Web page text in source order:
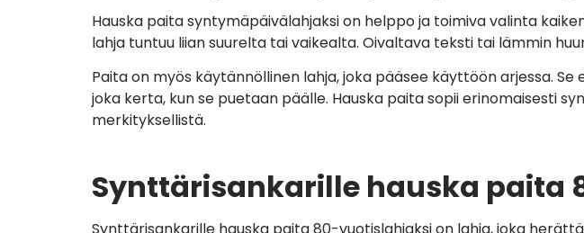
Hauska paita syntymäpäivälahjaksi on helppo ja toimiva valinta
lahja tuntuu liian suurelta tai vaikealta. Oivaltava teksti tai lämmin
Paita on myös käytännöllinen lahja, joka pääsee käyttöön arjessa.
joka kerta, kun se puetaan päälle. Hauska paita sopii erinomaisesti
merkityksellistä.
Synttärisankarille hauska paita
Synttärisankarille hauska paita 80-vuotislahjaksi on lahja, joka